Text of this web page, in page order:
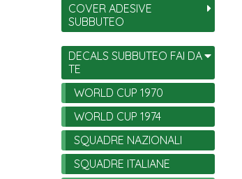
COVER ADESIVE
SUBBUTEO
DECALS SUBBUTEO FAI DA
TE
WORLD CUP 1970
WORLD CUP 1974
SQUADRE NAZIONALI
SQUADRE ITALIANE